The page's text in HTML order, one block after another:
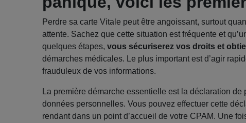
Perdre sa carte Vitale peut être angoissant, surtout
attente. Sachez que cette situation est fréquente et
quelques étapes, vous sécuriserez vos droits et
démarches médicales. Le plus important est d’agir
frauduleux de vos informations.
La première démarche essentielle est la déclaration
données personnelles. Vous pouvez effectuer cette
rendant dans un point d’accueil de votre CPAM. Une